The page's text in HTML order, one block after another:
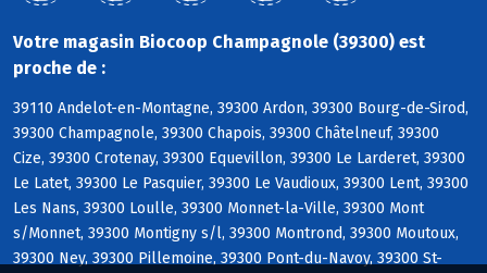
Votre magasin Biocoop Champagnole (39300) est
proche de :
39110 Andelot-en-Montagne, 39300 Ardon, 39300 Bourg-de-Sirod,
39300 Champagnole, 39300 Chapois, 39300 Châtelneuf, 39300
Cize, 39300 Crotenay, 39300 Equevillon, 39300 Le Larderet, 39300
Le Latet, 39300 Le Pasquier, 39300 Le Vaudioux, 39300 Lent, 39300
Les Nans, 39300 Loulle, 39300 Monnet-la-Ville, 39300 Mont
s/Monnet, 39300 Montigny s/l, 39300 Montrond, 39300 Moutoux,
39300 Ney, 39300 Pillemoine, 39300 Pont-du-Navoy, 39300 St-